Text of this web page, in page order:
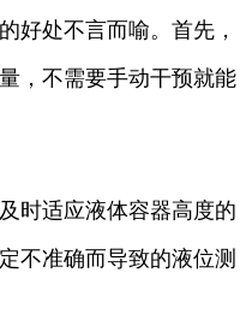
好处不言而喻。首先，
，不需要手动干预就能
时适应液体容器高度的
不准确而导致的液位测